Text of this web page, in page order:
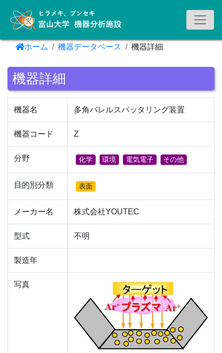
機器データベース
ホーム 機器データベース 機器詳細
機器詳細
機器名 多角バレルスパッタリング装置
機器コード Z
分野 化学 環境 電気電子 その他
目的別分類 表面
メーカー名 株式会社YOUTEC
型式 不明
製造年
写真